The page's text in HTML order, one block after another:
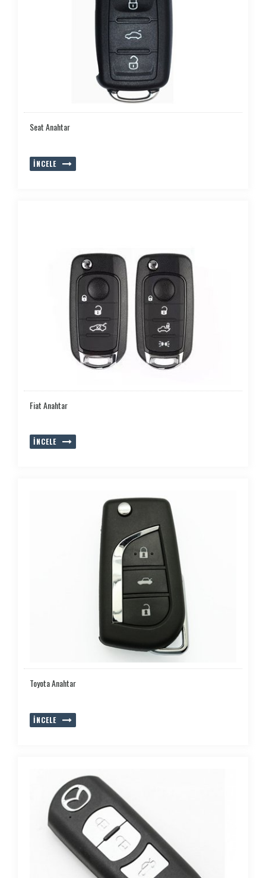
Seat Anahtar
İNCELE
Fiat Anahtar
İNCELE
Toyota Anahtar
İNCELE